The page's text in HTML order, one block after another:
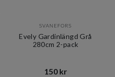
SVANEFORS
Evely Gardinlängd Grå
280cm 2-pack
150 kr​​